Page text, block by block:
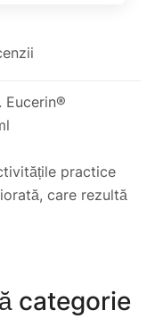
Eucerin®
practice
care rezultă
uscată, strânsă,
de ingrediente
categorie